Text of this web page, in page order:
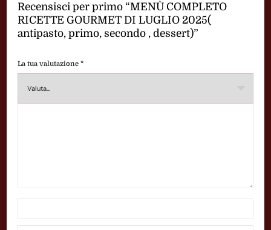
Recensisci per primo “MENÙ COMPLETO
RICETTE GOURMET DI LUGLIO 2025(
antipasto, primo, secondo , dessert)”
La tua valutazione *